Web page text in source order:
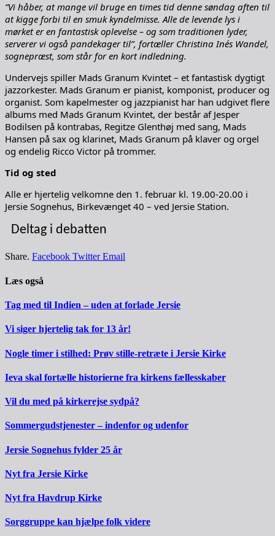
”Vi håber, at mange vil bruge en times tid denne søndag aften til
at kigge forbi til en smuk kyndelmisse. Alle de levende lys i
mørket er en fantastisk oplevelse – og som traditionen lyder,
serverer vi også pandekager til”, fortæller Christina Inés Wandel,
sognepræst, som står for en kort indledning.
Undervejs spiller Mads Granum Kvintet – et fantastisk dygtigt
jazzorkester. Mads Granum er pianist, komponist, producer og
organist. Som kapelmester og jazzpianist har han udgivet flere
albums med Mads Granum Kvintet, der består af Jesper
Bodilsen på kontrabas, Regitze Glenthøj med sang, Mads
Hansen på sax og klarinet, Mads Granum på klaver og orgel
og endelig Ricco Victor på trommer.
Tid og sted
Alle er hjertelig velkomne den 1. februar kl. 19.00-20.00 i
Jersie Sognehus, Birkevænget 40 – ved Jersie Station.
Deltag i debatten
Share. Facebook Twitter Email
Læs også
Tag med til Indien – uden at forlade Jersie
Vi siger hjertelig tak for 13 år!
Nogle timer i stilhed: Prøv stille-retræte i Jersie Kirke
Ieva skal fortælle historierne fra kirkens fællesskaber
Vil du med på kirkerejse sydpå?
Sommergudstjenester – indenfor og udenfor
Jersie Sognehus fylder 25 år
Nyt fra Jersie Kirke
Nyt fra Havdrup Kirke
Sorggruppe kan hjælpe folk videre